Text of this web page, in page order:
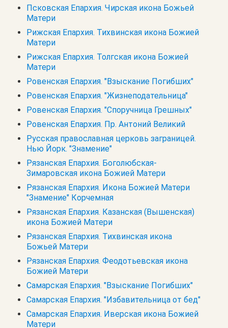
Псковская Епархия. Чирская икона Божьей
Матери
Рижская Епархия. Тихвинская икона Божией
Матери
Рижская Епархия. Толгская икона Божией
Матери
Ровенская Епархия. "Взыскание Погибших"
Ровенская Епархия. "Жизнеподательница"
Ровенская Епархия. "Споручница Грешных"
Ровенская Епархия. Пр. Антоний Великий
Русская православная церковь заграницей.
Нью Йорк. "Знамение"
Рязанская Епархия. Боголюбская-
Зимаровская икона Божией Матери
Рязанская Епархия. Икона Божией Матери
"Знамение" Корчемная
Рязанская Епархия. Казанская (Вышенская)
икона Божией Матери
Рязанская Епархия. Тихвинская икона
Божьей Матери
Рязанская Епархия. Феодотьевская икона
Божией Матери
Самарская Епархия. "Взыскание Погибших"
Самарская Епархия. "Избавительница от бед"
Самарская Епархия. Иверская икона Божией
Матери